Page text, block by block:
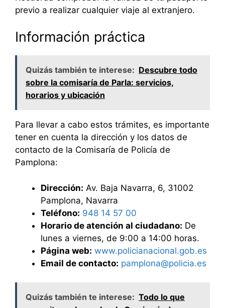
previo a realizar cualquier viaje al extranjero.
Información práctica
Quizás también te interese: Descubre todo
sobre la comisaría de Parla: servicios,
horarios y ubicación
Para llevar a cabo estos trámites, es importante
tener en cuenta la dirección y los datos de
contacto de la Comisaría de Policía de
Pamplona:
Dirección: Av. Baja Navarra, 6, 31002
Pamplona, Navarra
Teléfono: 948 14 57 00
Horario de atención al ciudadano: De
lunes a viernes, de 9:00 a 14:00 horas.
Página web: www.policianacional.gob.es
Email de contacto: pamplona@policia.es
Quizás también te interese: Todo lo que